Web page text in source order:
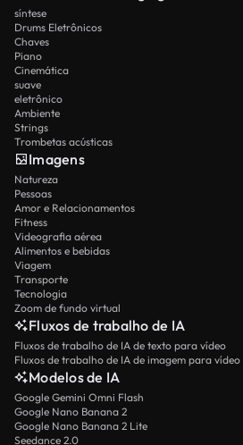
síntese
Drums Eletrônicos
Chaves
Piano
Cinemática
suave
eletrônico
Ambiente
Strings
Trombetas acústicas
Imagens
Natureza
Pessoas
Amor e Relacionamentos
Fitness
Videografia aérea
Alimentos e bebidas
Viagem
Transporte
Tecnologia
Zoom de fundo virtual
Fluxos de trabalho de IA
Fluxos de trabalho de IA de texto para vídeo
Fluxos de trabalho de IA de imagem para vídeo
Modelos de IA
Google Gemini Omni Flash
Google Nano Banana 2
Google Nano Banana 2 Lite
Seedance 2.0